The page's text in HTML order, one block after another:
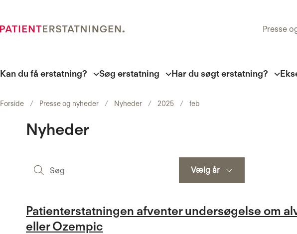
Presse
Kan du få erstatning? Søg erstatning Har du søgt erstatning?
Forside Presse og nyheder Nyheder 2025 feb
Nyheder
Vælg år
Patienterstatningen afventer undersøgelse om
eller Ozempic